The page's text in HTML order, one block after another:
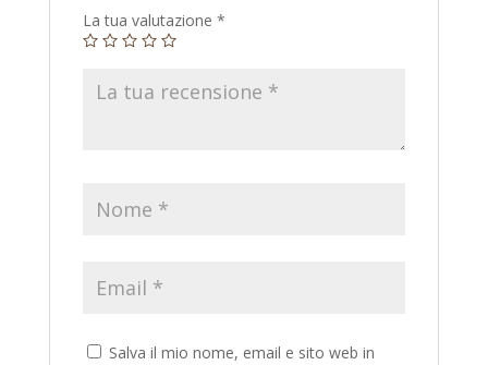
La tua valutazione *
Salva il mio nome, email e sito web in